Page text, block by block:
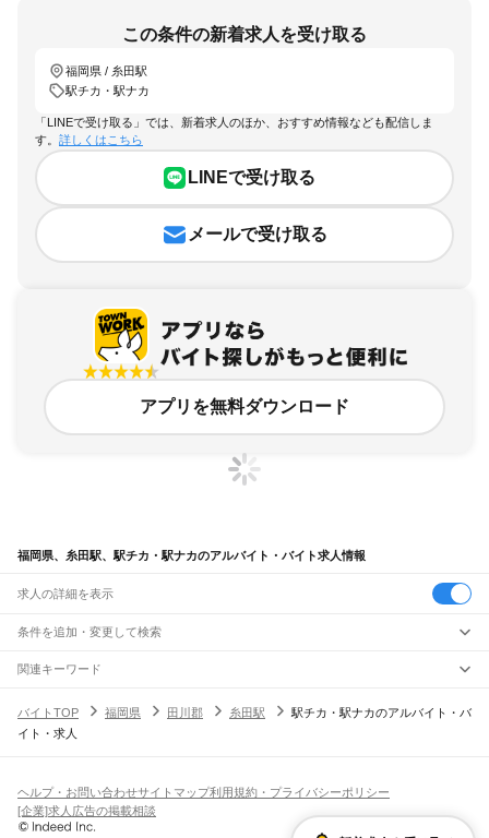
この条件の新着求人を受け取る
福岡県 / 糸田駅
駅チカ・駅ナカ
「LINEで受け取る」では、新着求人のほか、おすすめ情報なども配信しま
す。 詳しくはこちら
LINEで受け取る
メールで受け取る
アプリを無料ダウンロード
福岡県、糸田駅、駅チカ・駅ナカのアルバイト・バイト求人情報
求人の詳細を表示
条件を追加・変更して検索
市区町村を追加・変更
福岡県すべて
北九州市
東区博多区中央区南区西区城南区早良区
大牟田市 八女市
駅を追加・変更
JR博多南線
博多駅博多南駅
職種を追加・変更
飲食・フードサービスすべて
ホールスタッフキッチンスタッフ
パン屋（ベーカリー）
バー（BAR）・バーテンダー
人気
日払いOK高校生歓迎 髪型・髪色自由
雇用形態を追加・変更
関連キーワード
バイトTOP
福岡県 田川郡 糸田駅
駅チカ・駅ナカのアルバイト・バ
イト・求人
ヘルプ・お問い合わせサイトマップ利用規約・プライバシーポリシー
[企業]求人広告の掲載相談